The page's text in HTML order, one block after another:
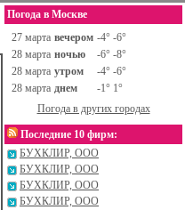
Погода в Москве
27 марта вечером -4° -6°
28 марта ночью
-6° -8°
28 марта утром
-4° -6°
28 марта днем
-1° 1°
Погода в других городах
Последние 10 фирм:
БУХКЛИР, ООО
БУХКЛИР, ООО
БУХКЛИР, ООО
БУХКЛИР, ООО